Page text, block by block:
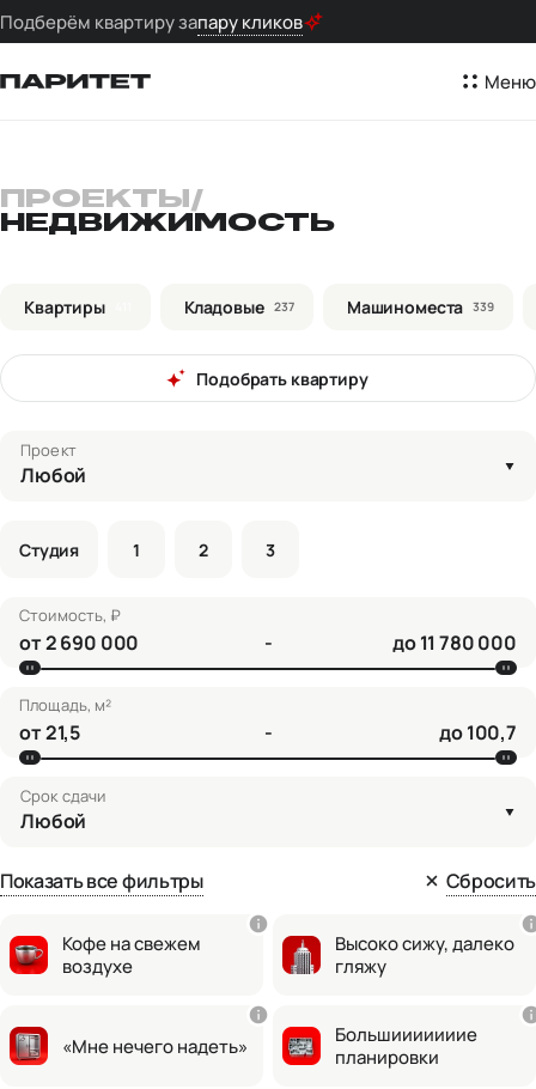
Подберём квартиру запару кликов
Меню
ПРОЕКТЫ /
НЕДВИЖИМОСТЬ
Квартиры Кладовые 237 Машиноместа 339
Подобрать квартиру
Проект
Любой
Студия 1 2 3
Стоимость, ₽
от - до
Площадь, м²
от - до
Срок сдачи
Любой
Показать все фильтры Сбросить
Кофе на свежем
воздухе
Высоко сижу, далеко
гляжу
«Мне нечего надеть»
Большииииииие
планировки